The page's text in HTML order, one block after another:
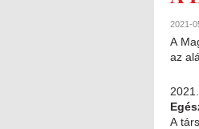
2021-
A
az
A